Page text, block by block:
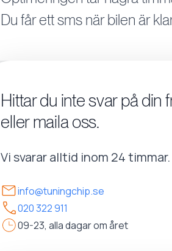
Du får ett sms när bilen är
Hittar du inte svar på din
eller maila oss.
Vi svarar alltid inom 24 timmar.
info@tuningchip.se
020 322 911
09-23, alla dagar om året